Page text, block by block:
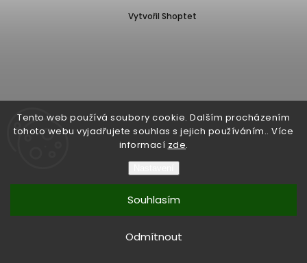
Tento web používá soubory cookie. Dalším procházením
tohoto webu vyjadřujete souhlas s jejich používáním.. Více
informací zde.
Odmítnout
Souhlasím
Vytvořil Shoptet